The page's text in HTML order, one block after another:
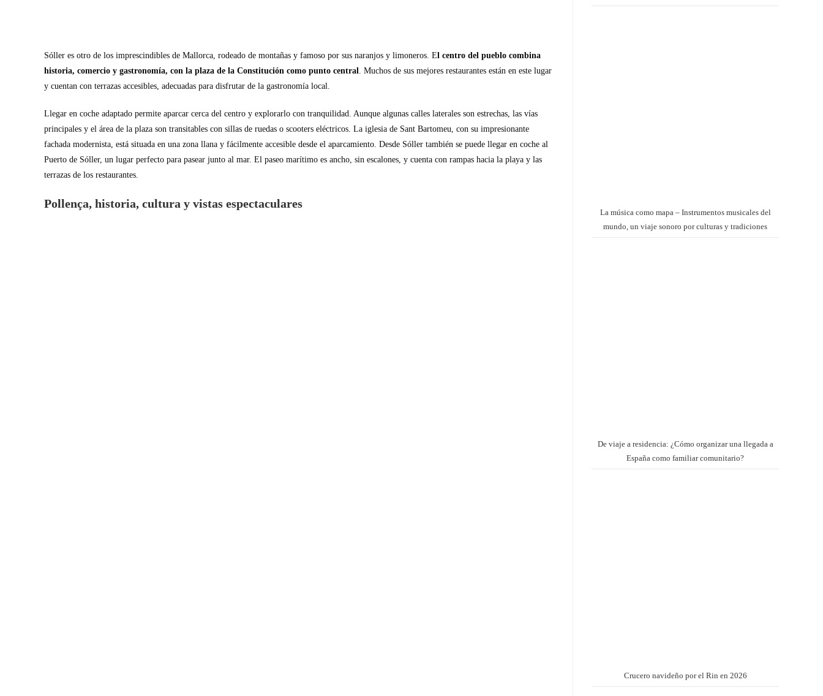
Sóller es otro de los imprescindibles de Mallorca, rodeado de montañas y famoso por sus naranjos y limoneros. El centro del pueblo combina
historia, comercio y gastronomía, con la plaza de la Constitución como punto central. Muchos de sus mejores restaurantes están en este lugar
y cuentan con terrazas accesibles, adecuadas para disfrutar de la gastronomía local.
Llegar en coche adaptado permite aparcar cerca del centro y explorarlo con tranquilidad. Aunque algunas calles laterales son estrechas, las vías
principales y el área de la plaza son transitables con sillas de ruedas o scooters eléctricos. La iglesia de Sant Bartomeu, con su impresionante
fachada modernista, está situada en una zona llana y fácilmente accesible desde el aparcamiento. Desde Sóller también se puede llegar en coche al
Puerto de Sóller, un lugar perfecto para pasear junto al mar. El paseo marítimo es ancho, sin escalones, y cuenta con rampas hacia la playa y las
terrazas de los restaurantes.
Pollença, historia, cultura y vistas espectaculares
La música como mapa – Instrumentos musicales del
mundo, un viaje sonoro por culturas y tradiciones
De viaje a residencia: ¿Cómo organizar una llegada a
España como familiar comunitario?
Crucero navideño por el Rin en 2026